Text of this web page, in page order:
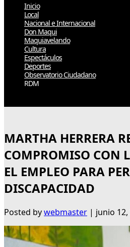
Inicio
Local
Nacional e Internacional
Don Maqui
Maquiavelando
Cultura
Espectáculos
Deportes
Observatorio Ciudadano
RDM
MARTHA HERRERA
COMPROMISO CON
EL EMPLEO PARA
DISCAPACIDAD
Posted bywebmaster | junio 12,